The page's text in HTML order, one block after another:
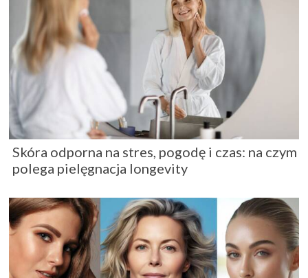
Skóra odporna na stres, pogodę i czas: na czym
polega pielęgnacja longevity